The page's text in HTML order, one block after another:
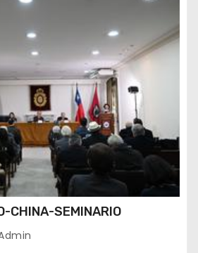
CHINA-SEMINARIO